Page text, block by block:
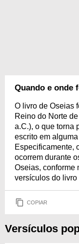
Quando e onde
O livro de Oseias
Reino do Norte
a.C.), o que torna
escrito em
Especificamente,
ocorrem durante
Oseias, conforme
versículos do livro
COPIAR
Versículos